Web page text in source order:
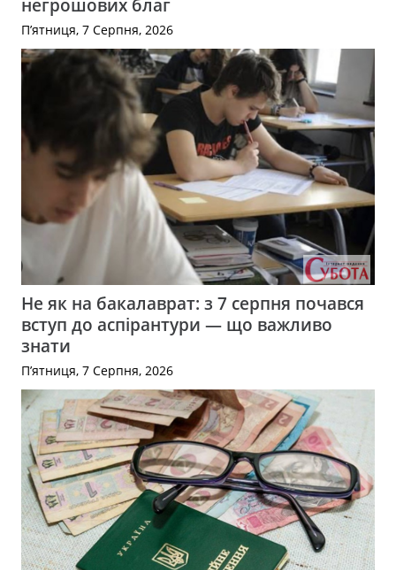
негрошових благ
П’ятниця, 7 Серпня, 2026
Не як на бакалаврат: з 7 серпня почався
вступ до аспірантури — що важливо
знати
П’ятниця, 7 Серпня, 2026